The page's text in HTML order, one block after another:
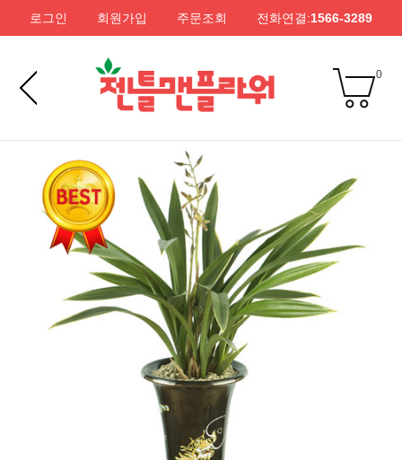
로그인 회원가입 주문조회 전화연결:1566-3289
0